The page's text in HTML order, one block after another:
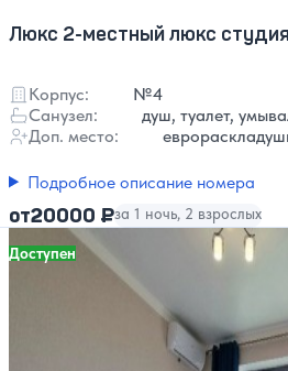
Люкс 2-местный люкс
Корпус:
№4
Санузел:
душ, туалет,
Доп. место:
Подробное описание номера
от20000 ₽за 1 ночь, 2 взрослых
Доступен